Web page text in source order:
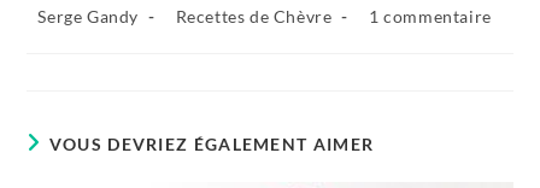
Auteur/autrice
Serge Gandy
Post
Recettes de Chèvre
Commentaires
1 commentaire
VOUS DEVRIEZ ÉGALEMENT AIMER